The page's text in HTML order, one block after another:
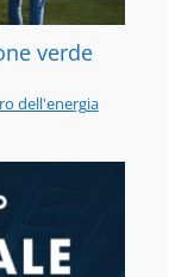
verde
dell'energia